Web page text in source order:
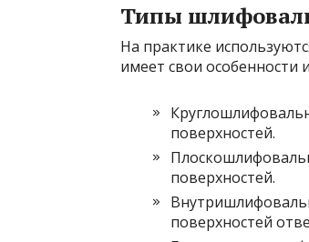
Типы
На практике
имеет свои особенности
поверхностей.
поверхностей.
поверхностей